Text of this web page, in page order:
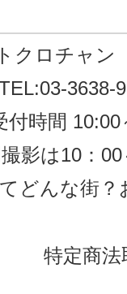
クロチャ
3638-
付時間
影は10：
どんな街
特定商